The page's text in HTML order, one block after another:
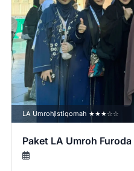
LA Umroh Istiqomah ★★★☆☆
Paket LA Umroh